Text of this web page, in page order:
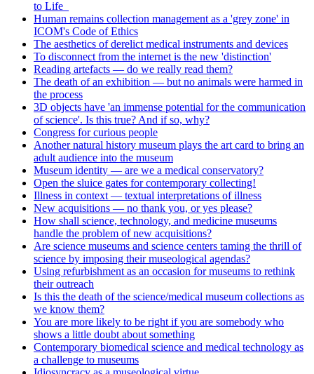
to Life_
Human remains collection management as a 'grey zone' in
ICOM's Code of Ethics
The aesthetics of derelict medical instruments and devices
To disconnect from the internet is the new 'distinction'
Reading artefacts — do we really read them?
The death of an exhibition — but no animals were harmed in
the process
3D objects have 'an immense potential for the communication
of science'. Is this true? And if so, why?
Congress for curious people
Another natural history museum plays the art card to bring an
adult audience into the museum
Museum identity — are we a medical conservatory?
Open the sluice gates for contemporary collecting!
Illness in context — textual interpretations of illness
New acquisitions — no thank you, or yes please?
How shall science, technology, and medicine museums
handle the problem of new acquisitions?
Are science museums and science centers taming the thrill of
science by imposing their museological agendas?
Using refurbishment as an occasion for museums to rethink
their outreach
Is this the death of the science/medical museum collections as
we know them?
You are more likely to be right if you are somebody who
shows a little doubt about something
Contemporary biomedical science and medical technology as
a challenge to museums